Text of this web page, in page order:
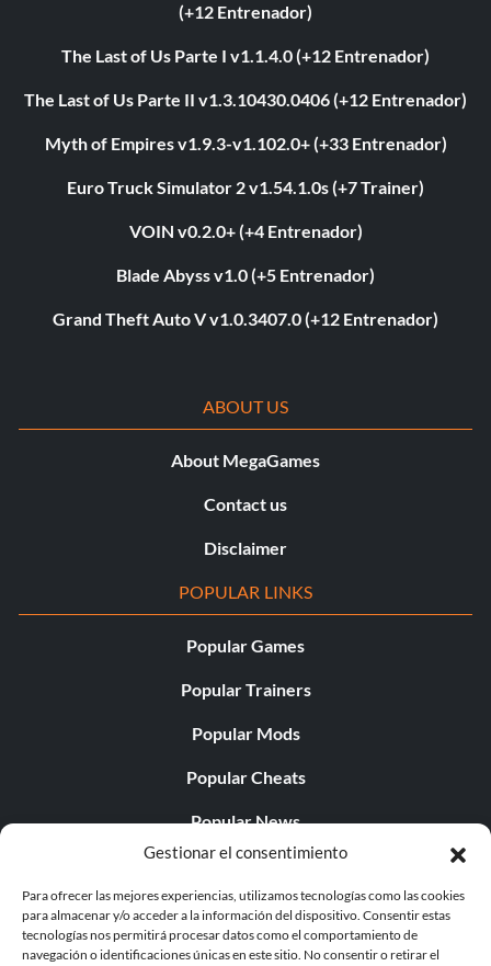
Gestionar el consentimiento
Para ofrecer las mejores experiencias, utilizamos tecnologías como las cookies
para almacenar y/o acceder a la información del dispositivo. Consentir estas
tecnologías nos permitirá procesar datos como el comportamiento de
navegación o identificaciones únicas en este sitio. No consentir o retirar el
(+12 Entrenador)
The Last of Us Parte I v1.1.4.0 (+12 Entrenador)
The Last of Us Parte II v1.3.10430.0406 (+12 Entrenador)
Myth of Empires v1.9.3-v1.102.0+ (+33 Entrenador)
Euro Truck Simulator 2 v1.54.1.0s (+7 Trainer)
VOIN v0.2.0+ (+4 Entrenador)
Blade Abyss v1.0 (+5 Entrenador)
Grand Theft Auto V v1.0.3407.0 (+12 Entrenador)
ABOUT US
About MegaGames
Contact us
Disclaimer
POPULAR LINKS
Popular Games
Popular Trainers
Popular Mods
Popular Cheats
Popular News
Popular Editorials
Popular Free Games
LATEST UPDATES